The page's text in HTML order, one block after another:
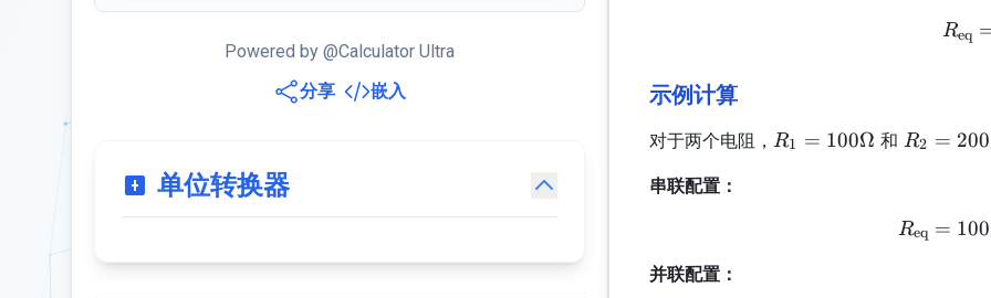
Powered by @Calculator Ultra
分享
嵌入
单位转换器
Req
示例计算
对于两个电阻， R_1 =
R1 = 100Ω 和 R_2 =
R2 =
串联配置：
Req = 100
并联配置：